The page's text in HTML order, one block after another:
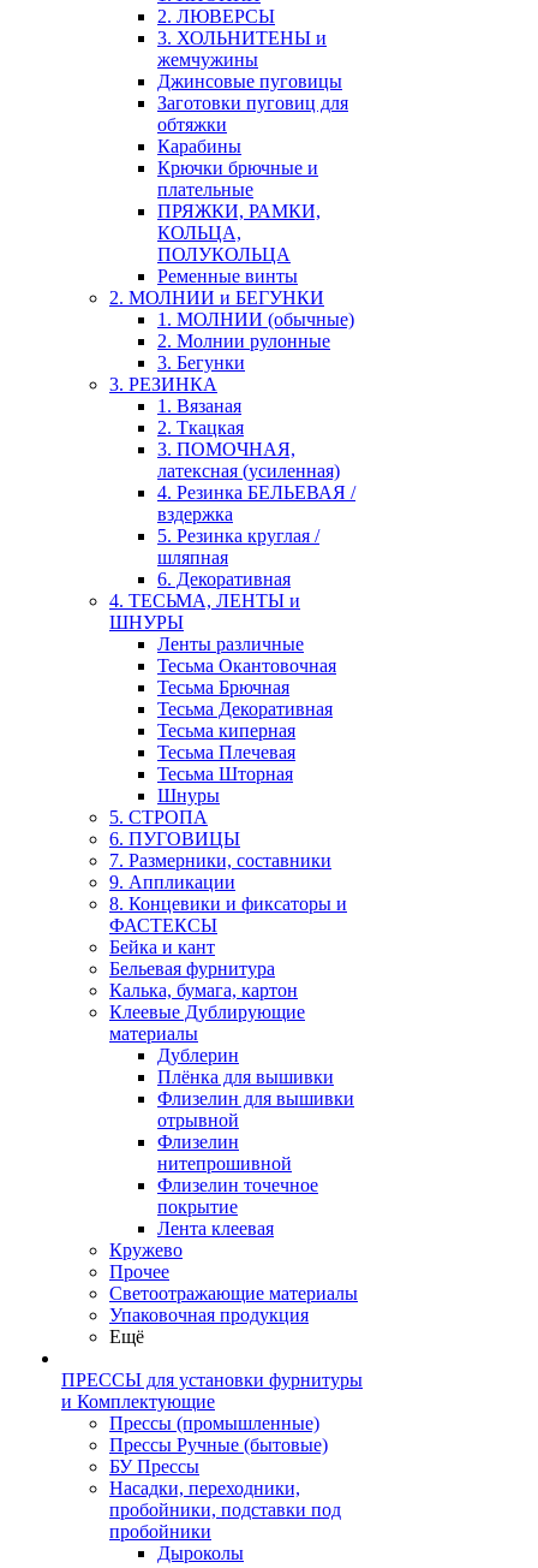
2. ЛЮВЕРСЫ
3. ХОЛЬНИТЕНЫ и
жемчужины
Джинсовые пуговицы
Заготовки пуговиц для
обтяжки
Карабины
Крючки брючные и
плательные
ПРЯЖКИ, РАМКИ,
КОЛЬЦА,
ПОЛУКОЛЬЦА
Ременные винты
2. МОЛНИИ и БЕГУНКИ
1. МОЛНИИ (обычные)
2. Молнии рулонные
3. Бегунки
3. РЕЗИНКА
1. Вязаная
2. Ткацкая
3. ПОМОЧНАЯ,
латексная (усиленная)
4. Резинка БЕЛЬЕВАЯ /
вздержка
5. Резинка круглая /
шляпная
6. Декоративная
4. ТЕСЬМА, ЛЕНТЫ и
ШНУРЫ
Ленты различные
Тесьма Окантовочная
Тесьма Брючная
Тесьма Декоративная
Тесьма киперная
Тесьма Плечевая
Тесьма Шторная
Шнуры
5. СТРОПА
6. ПУГОВИЦЫ
7. Размерники, составники
9. Аппликации
8. Концевики и фиксаторы и
ФАСТЕКСЫ
Бейка и кант
Бельевая фурнитура
Калька, бумага, картон
Клеевые Дублирующие
материалы
Дублерин
Плёнка для вышивки
Флизелин для вышивки
отрывной
Флизелин
нитепрошивной
Флизелин точечное
покрытие
Лента клеевая
Кружево
Прочее
Светоотражающие материалы
Упаковочная продукция
Ещё
ПРЕССЫ для установки фурнитуры
и Комплектующие
Прессы (промышленные)
Прессы Ручные (бытовые)
БУ Прессы
Насадки, переходники,
пробойники, подставки под
пробойники
Дыроколы